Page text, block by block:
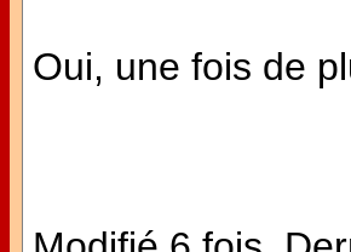
Oui, une fois de